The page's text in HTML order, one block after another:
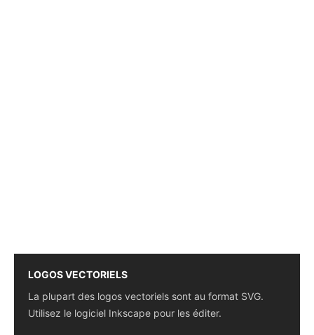
LOGOS VECTORIELS
La plupart des logos vectoriels sont au format SVG.
Utilisez le logiciel Inkscape pour les éditer.